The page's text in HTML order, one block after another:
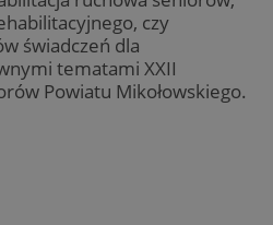
czy
świadczeń dla
tematami XXII
Powiatu Mikołowskiego.